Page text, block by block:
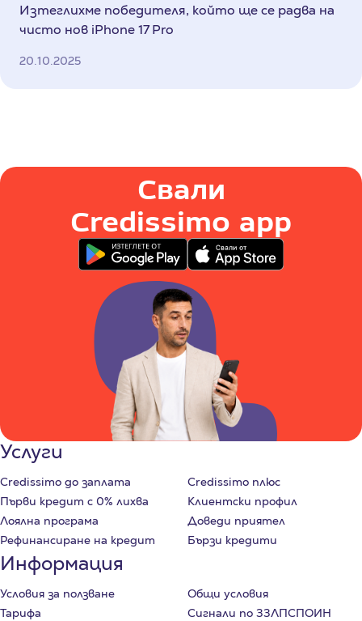
Изтеглихме победителя, който ще се радва на
чисто нов iPhone 17 Pro
20.10.2025
Свали
Credissimo app
Услуги
Credissimo до заплата
Credissimo плюс
Първи кредит с 0% лихва
Клиентски профил
Лоялна програма
Доведи приятел
Рефинансиране на кредит
Бързи кредити
Информация
Условия за ползване
Общи условия
Тарифа
Сигнали по ЗЗЛПСПОИН